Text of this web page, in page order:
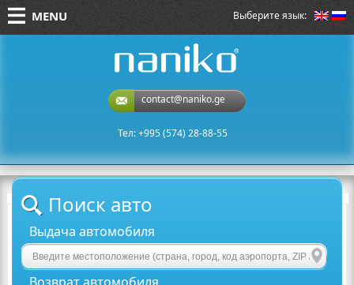
Выберите язык:
MENU
contact@naniko.ge
Тел: +995 (574) 28-88-55
Поиск авто
Выдача автомобиля